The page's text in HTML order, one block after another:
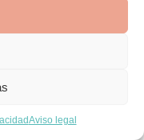
Aviso legal
la
de
sus
Bimba
grupos